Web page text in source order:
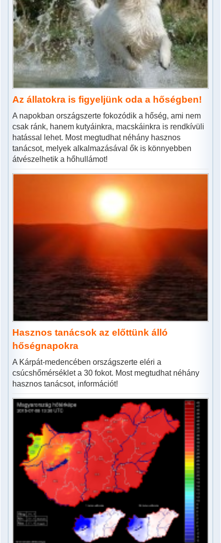
Az állatokra is figyeljünk oda a hőségben!
A napokban országszerte fokozódik a hőség, ami nem
csak ránk, hanem kutyáinkra, macskáinkra is rendkívüli
hatással lehet. Most megtudhat néhány hasznos
tanácsot, melyek alkalmazásával ők is könnyebben
átvészelhetik a hőhullámot!
Hasznos tanácsok az előttünk álló
hőségnapokra
A Kárpát-medencében országszerte eléri a
csúcshőmérséklet a 30 fokot. Most megtudhat néhány
hasznos tanácsot, információt!